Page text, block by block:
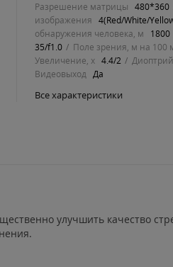
Разрешение матрицы
480*360
изображения
4(Red/White/
обнаружения человека, м
1800
35/f1.0
Поле зрения, м на 100
Увеличение, х 4.4/2
Видеовыход Да
Все характеристики
улучшить качество